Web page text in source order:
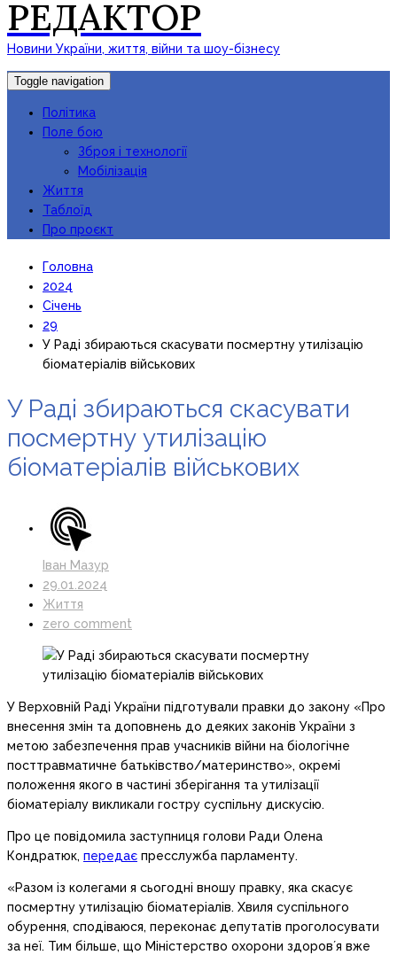
РЕДАКТОР
Новини України, життя, війни та шоу-бізнесу
Toggle navigation
Політика
Поле бою
Зброя і технології
Мобілізація
Життя
Таблоїд
Про проєкт
Головна
2024
Січень
29
У Раді збираються скасувати посмертну утилізацію
біоматеріалів військових
У Раді збираються скасувати
посмертну утилізацію
біоматеріалів військових
Іван Мазур
29.01.2024
Життя
zero comment
У Верховній Раді України підготували правки до закону «Про
внесення змін та доповнень до деяких законів України з
метою забезпечення прав учасників війни на біологічне
посттравматичне батьківство/материнство», окремі
положення якого в частині зберігання та утилізації
біоматеріалу викликали гостру суспільну дискусію.
Про це повідомила заступниця голови Ради Олена
Кондратюк, передає пресслужба парламенту.
«Разом із колегами я сьогодні вношу правку, яка скасує
посмертну утилізацію біоматеріалів. Хвиля суспільного
обурення, сподіваюся, переконає депутатів проголосувати
за неї. Тим більше, що Міністерство охорони здоровʼя вже